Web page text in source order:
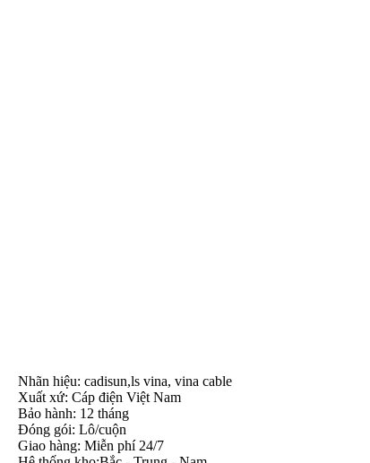
Nhãn hiệu: cadisun,ls vina, vina cable
Xuất xứ: Cáp điện Việt Nam
Bảo hành: 12 tháng
Đóng gói: Lô/cuộn
Giao hàng: Miễn phí 24/7